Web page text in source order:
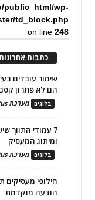
public_html/wp-
td_block.php
on line248
כתבות
הם לא פתרון
בלוגים מערכת HRus
7 עמודי התווך
ומיתוג המעסיק
בלוגים מערכת HRus
חילופי מעסיקים
הודעה מוקדמת